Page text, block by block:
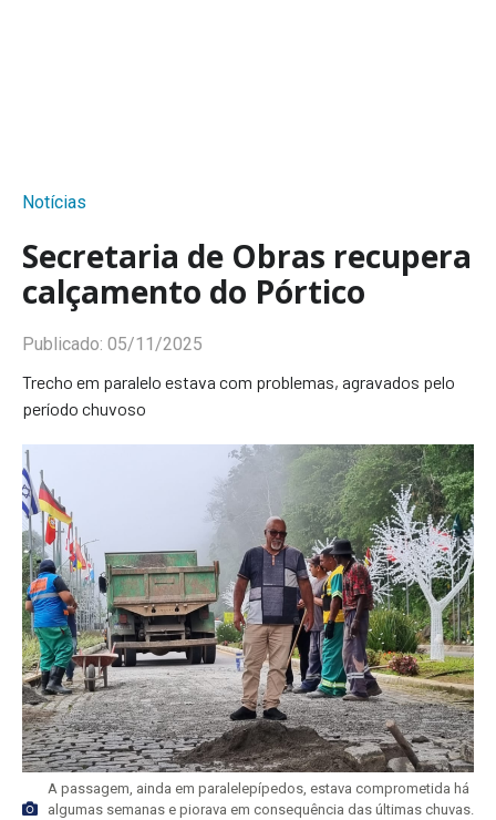
Notícias
Secretaria de Obras recupera
calçamento do Pórtico
Publicado: 05/11/2025
Trecho em paralelo estava com problemas, agravados pelo
período chuvoso
A passagem, ainda em paralelepípedos, estava comprometida há
algumas semanas e piorava em consequência das últimas chuvas.